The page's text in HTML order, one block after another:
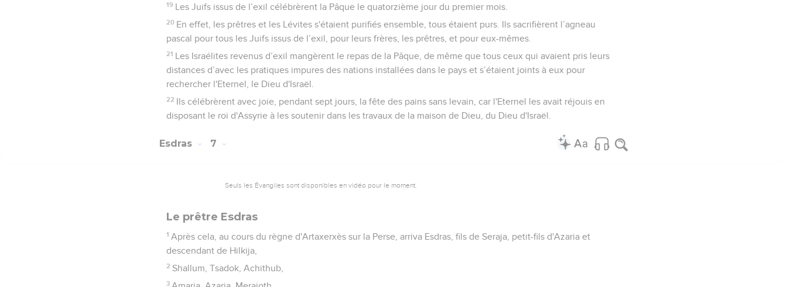
19 Les Juifs issus de l’exil célébrèrent la Pâque le quatorzième jour du premier mois.
20 En effet, les prêtres et les Lévites s'étaient purifiés ensemble, tous étaient purs. Ils sacrifièrent l’agneau
pascal pour tous les Juifs issus de l’exil, pour leurs frères, les prêtres, et pour eux-mêmes.
21 Les Israélites revenus d’exil mangèrent le repas de la Pâque, de même que tous ceux qui avaient pris leurs
distances d’avec les pratiques impures des nations installées dans le pays et s’étaient joints à eux pour
rechercher l'Eternel, le Dieu d'Israël.
22 Ils célébrèrent avec joie, pendant sept jours, la fête des pains sans levain, car l'Eternel les avait réjouis en
disposant le roi d'Assyrie à les soutenir dans les travaux de la maison de Dieu, du Dieu d'Israël.
Esdras 7
Seuls les Évangiles sont disponibles en vidéo pour le moment.
Le prêtre Esdras
1 Après cela, au cours du règne d'Artaxerxès sur la Perse, arriva Esdras, fils de Seraja, petit-fils d'Azaria et
descendant de Hilkija,
2 Shallum, Tsadok, Achithub,
3